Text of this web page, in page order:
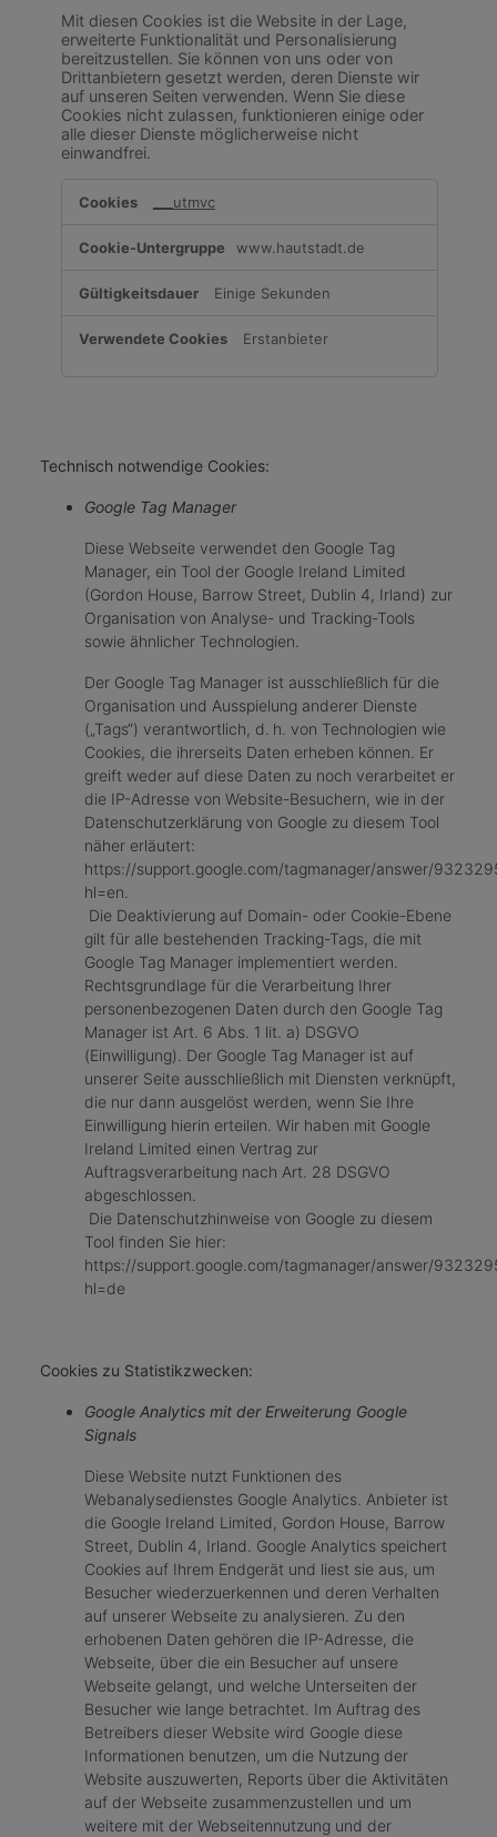
Mit diesen Cookies ist die Website in der Lage,
erweiterte Funktionalität und Personalisierung
bereitzustellen. Sie können von uns oder von
Drittanbietern gesetzt werden, deren Dienste wir
auf unseren Seiten verwenden. Wenn Sie diese
Cookies nicht zulassen, funktionieren einige oder
alle dieser Dienste möglicherweise nicht
einwandfrei.
Cookies
___utmvc
www.hautstadt.de
Einige Sekunden
Erstanbieter
Technisch notwendige Cookies:
Google Tag Manager
Diese Webseite verwendet den Google Tag
Manager, ein Tool der Google Ireland Limited
(Gordon House, Barrow Street, Dublin 4, Irland) zur
Organisation von Analyse- und Tracking-Tools
sowie ähnlicher Technologien.
Der Google Tag Manager ist ausschließlich für die
Organisation und Ausspielung anderer Dienste
(„Tags“) verantwortlich, d. h. von Technologien wie
Cookies, die ihrerseits Daten erheben können. Er
greift weder auf diese Daten zu noch verarbeitet er
die IP-Adresse von Website-Besuchern, wie in der
Datenschutzerklärung von Google zu diesem Tool
näher erläutert:
https://support.google.com/tagmanager/answer/
hl=en.
Die Deaktivierung auf Domain- oder Cookie-Ebene
gilt für alle bestehenden Tracking-Tags, die mit
Google Tag Manager implementiert werden.
Rechtsgrundlage für die Verarbeitung Ihrer
personenbezogenen Daten durch den Google Tag
Manager ist Art. 6 Abs. 1 lit. a) DSGVO
(Einwilligung). Der Google Tag Manager ist auf
unserer Seite ausschließlich mit Diensten verknüpft,
die nur dann ausgelöst werden, wenn Sie Ihre
Einwilligung hierin erteilen. Wir haben mit Google
Ireland Limited einen Vertrag zur
Auftragsverarbeitung nach Art. 28 DSGVO
abgeschlossen.
Die Datenschutzhinweise von Google zu diesem
Tool finden Sie hier:
https://support.google.com/tagmanager/answer/
hl=de
Cookies zu Statistikzwecken:
Google Analytics mit der Erweiterung Google
Signals
Diese Website nutzt Funktionen des
Webanalysedienstes Google Analytics. Anbieter ist
die Google Ireland Limited, Gordon House, Barrow
Street, Dublin 4, Irland. Google Analytics speichert
Cookies auf Ihrem Endgerät und liest sie aus, um
Besucher wiederzuerkennen und deren Verhalten
auf unserer Webseite zu analysieren. Zu den
erhobenen Daten gehören die IP-Adresse, die
Webseite, über die ein Besucher auf unsere
Webseite gelangt, und welche Unterseiten der
Besucher wie lange betrachtet. Im Auftrag des
Betreibers dieser Website wird Google diese
Informationen benutzen, um die Nutzung der
Website auszuwerten, Reports über die Aktivitäten
auf der Webseite zusammenzustellen und um
weitere mit der Webseitennutzung und der